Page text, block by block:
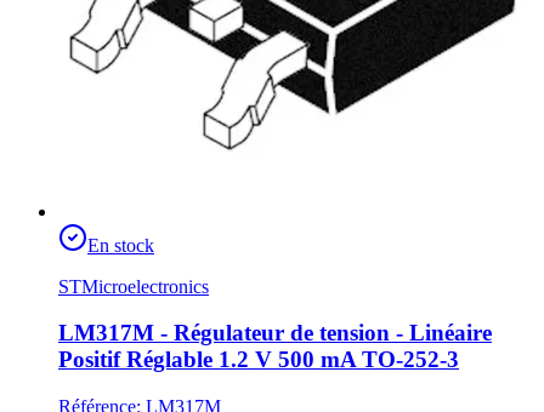
En stock
STMicroelectronics
LM317M - Régulateur de tension - Linéaire
Positif Réglable 1.2 V 500 mA TO-252-3
Référence: LM317M